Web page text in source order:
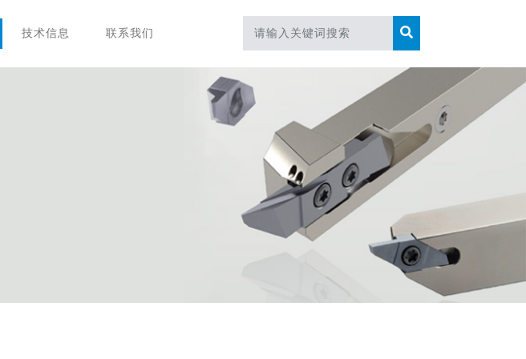
技术信息 联系我们